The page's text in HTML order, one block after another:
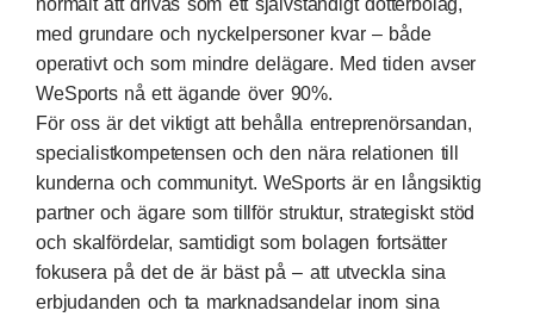
med grundare och nyckelpersoner kvar – både
operativt och som mindre delägare. Med tiden avser
WeSports nå ett ägande över 90%.
För oss är det viktigt att behålla entreprenörsandan,
specialistkompetensen och den nära relationen till
kunderna och communityt. WeSports är en långsiktig
partner och ägare som tillför struktur, strategiskt stöd
och skalfördelar, samtidigt som bolagen fortsätter
fokusera på det de är bäst på – att utveckla sina
erbjudanden och ta marknadsandelar inom sina